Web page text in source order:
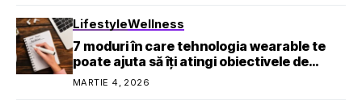
LifestyleWellness
7 moduri în care tehnologia wearable te
poate ajuta să îți atingi obiectivele de
sănătate
MARTIE 4, 2026